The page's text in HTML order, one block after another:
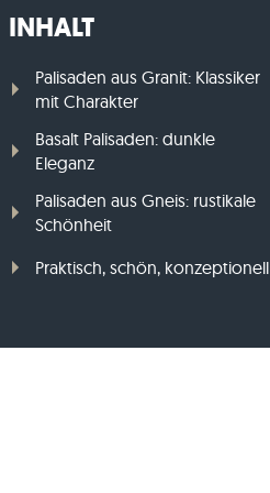
Gneis-Rasenkanten
INHALT
Palisaden aus Granit: Klassiker
mit Charakter
Basalt Palisaden: dunkle
Eleganz
Palisaden aus Gneis: rustikale
Schönheit
Praktisch, schön, konzeptionell